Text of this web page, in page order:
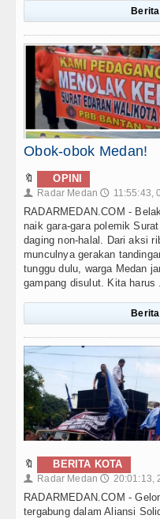
Obok-obok Medan!
🔖 OPINI
👤 Radar Medan 🕔 11:55:43,
RADARMEDAN.COM -
naik gara-gara polemik
daging non-halal. Dari aksi
munculnya gerakan
tunggu dulu, warga Medan
gampang disulut. Kita harus
🔖 BERITA KOTA
👤 Radar Medan 🕔 20:01:13,
RADARMEDAN.COM -
tergabung dalam Aliansi